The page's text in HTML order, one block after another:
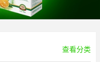
查看分类